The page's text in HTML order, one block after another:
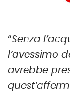
“Senza
l’avessimo
avrebbe